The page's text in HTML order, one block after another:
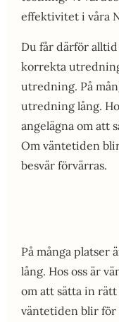
effektivitet i våra
Du får därför
korrekta
utredning. På
utredning lång.
angelägna om att
Om väntetiden
besvär förvärras.
På många platser
lång. Hos oss är
om att sätta in
väntetiden blir för